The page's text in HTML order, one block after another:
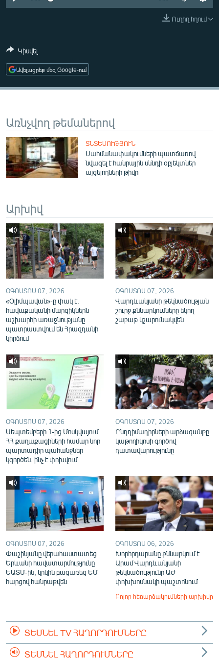
ՄԻՋԱԶԳԱՅԻՆ
ՄԵԿՆԱԲԱՆՈՒԹՅՈՒՆ
ՏՏ ԵՒ ԻՆՏԵՐՆԵՏ
ՏԵՍԱՆՅՈՒԹԵՐ
ԲԱՆԱՎԵՃ
ՁԳՏԵԼՈՎ ԼԱՎԱԳՈՒՅՆԻՆ
Հայերեն
English
Русский
ՀԵՏԵՎԵՔ ՄԵԶ
«Ազատության» բոլոր կայքերը
Ուղիղ հղում
Կիսվել
Ավելացրեք մեզ Google-ում
Առնչվող թեմաներով
ՏՆՏԵՍՈՒԹՅՈՒՆ
Սահմանափակումների պատճառով
նվազել է հանրային սննդի օբյեկտներ
այցելողների թիվը
Արխիվ
ՕԳՈՍՏՈՍ 07, 2026
«Օլիմպավան»-ը փակ է.
հավաքականի մարզիկներն
աշխարհի առաջնությանը
պատրաստվում են Հրազդանի
կիրճում
ՕԳՈՍՏՈՍ 07, 2026
Վարդևանյանի թեկնածության
շուրջ քննարկումները եկող
շաբաթ կշարունակվեն
ՕԳՈՍՏՈՍ 07, 2026
Սեպտեմբերի 1-ից Մոսկվայում
ՀՀ քաղաքացիների համար նոր
պարտադիր պահանջներ
կգործեն. ինչ է փոխվում
ՕԳՈՍՏՈՍ 07, 2026
Ընդդիմադիրների արձագանքը
կաթողիկոսի գործով
դատավարությունը
ՕԳՈՍՏՈՍ 07, 2026
Փաշինյանը վերահաստատեց
Երևանի հավատարմությունը
ԵԱՏՄ-ին, կրկին բացառեց ԵՄ
հարցով հանրաքվեն
ՕԳՈՍՏՈՍ 06, 2026
Խորհրդարանը քննարկում է
Արամ Վարդևանյանի
թեկնածությունը ԱԺ
փոխխոսնակի պաշտոնում
Բոլոր հեռարձակումների արխիվը
ՏԵՍՆԵԼ TV ՀԱՂՈՐԴՈՒՄՆԵՐԸ
ՏԵՍՆԵԼ ՀԱՂՈՐԴՈՒՄՆԵՐԸ